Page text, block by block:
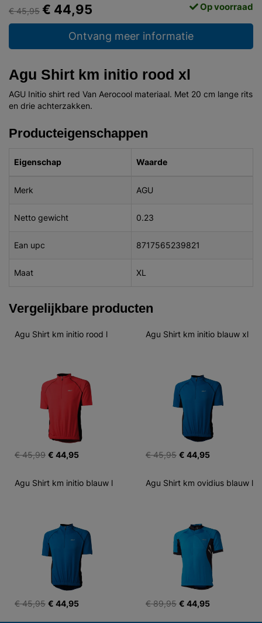
€ 45,95 € 44,95 Op voorraad
Ontvang meer informatie
Agu Shirt km initio rood xl
AGU Initio shirt red Van Aerocool materiaal. Met 20 cm lange rits
en drie achterzakken.
Producteigenschappen
Eigenschap Waarde
Merk AGU
Netto gewicht 0.23
Ean upc 8717565239821
Maat XL
Vergelijkbare producten
Agu Shirt km initio rood l
€ 45,99 € 44,95
Agu Shirt km initio blauw xl
€ 45,95 € 44,95
Agu Shirt km initio blauw l
€ 45,95 € 44,95
Agu Shirt km ovidius blauw l
€ 89,95 € 44,95